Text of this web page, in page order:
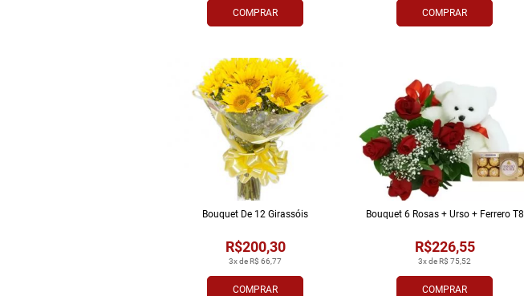
COMPRAR COMPRAR
COMPRAR
3x de R$ 66,77
R$200,30
Bouquet De 12 Girassóis
COMPRAR
3x de R$ 75,52
R$226,55
Bouquet 6 Rosas + Urso + Ferrero T8